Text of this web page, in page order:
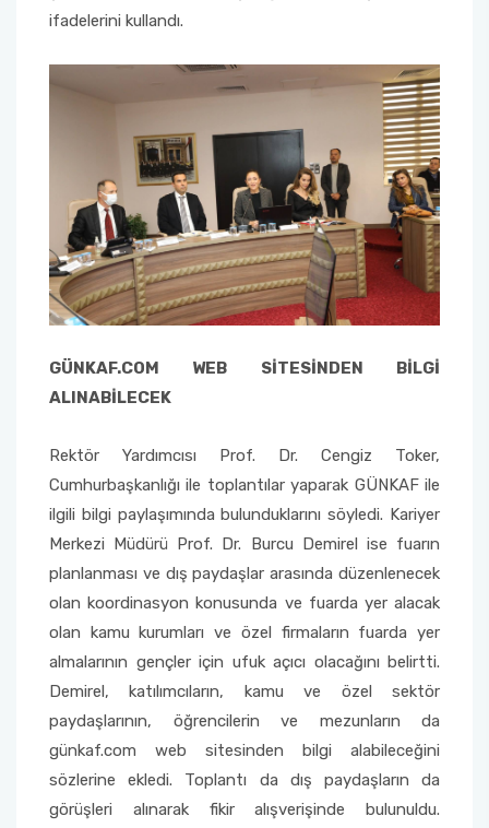
ifadelerini kullandı.
GÜNKAF.COM WEB SİTESİNDEN BİLGİ
ALINABİLECEK
Rektör Yardımcısı Prof. Dr. Cengiz Toker,
Cumhurbaşkanlığı ile toplantılar yaparak GÜNKAF ile
ilgili bilgi paylaşımında bulunduklarını söyledi. Kariyer
Merkezi Müdürü Prof. Dr. Burcu Demirel ise fuarın
planlanması ve dış paydaşlar arasında düzenlenecek
olan koordinasyon konusunda ve fuarda yer alacak
olan kamu kurumları ve özel firmaların fuarda yer
almalarının gençler için ufuk açıcı olacağını belirtti.
Demirel, katılımcıların, kamu ve özel sektör
paydaşlarının, öğrencilerin ve mezunların da
günkaf.com web sitesinden bilgi alabileceğini
sözlerine ekledi. Toplantı da dış paydaşların da
görüşleri alınarak fikir alışverişinde bulunuldu.